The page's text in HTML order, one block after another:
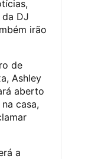
DJ
irão
de
Ashley
aberto
casa,
a